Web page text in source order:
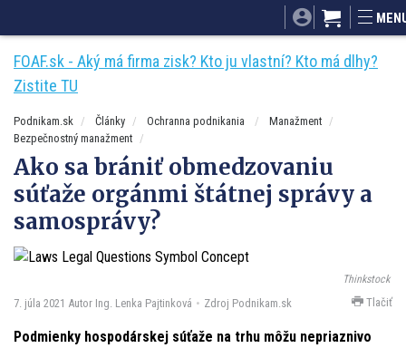
Mnamky-recepty.sk
Dobré rady a
FOAF.sk - Aký má firma zisk? Kto ju vlastní? Kto má dlhy?
Zistite TU
Podnikam.sk Články Ochranna podnikania
Manažment
Bezpečnostný manažment
Ako sa brániť obmedzovaniu
súťaže orgánmi štátnej správy a
samosprávy?
Thinkstock
7. júla 2021 Autor Ing. Lenka Pajtinková Zdroj Podnikam.sk Tlačiť
Podmienky hospodárskej súťaže na trhu môžu nepriaznivo